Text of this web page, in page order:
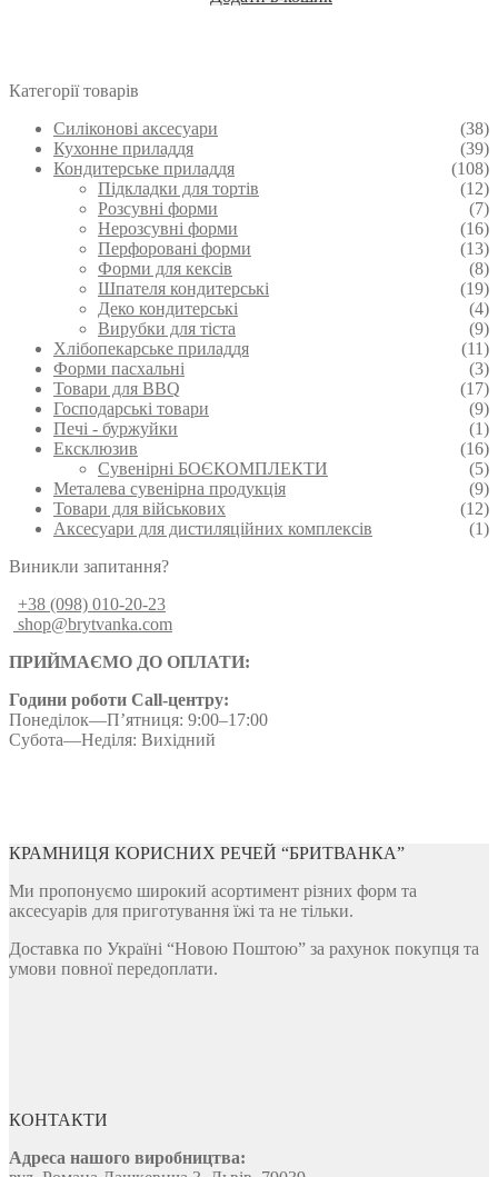
Категорії товарів
Силіконові аксесуари
(38)
Кухонне приладдя
(39)
Кондитерське приладдя
(108)
Підкладки для тортів
(12)
Розсувні форми
(7)
Нерозсувні форми
(16)
Перфоровані форми
(13)
Форми для кексів
(8)
Шпателя кондитерські
(19)
Деко кондитерські
(4)
Вирубки для тіста
(9)
Хлібопекарське приладдя
(11)
Форми пасхальні
(3)
Товари для BBQ
(17)
Господарські товари
(9)
Печі - буржуйки
(1)
Ексклюзив
(16)
Сувенірні БОЄКОМПЛЕКТИ
(5)
Металева сувенірна продукція
(9)
Товари для військових
(12)
Аксесуари для дистиляційних комплексів
(1)
Виникли запитання?
+38 (098) 010-20-23
shop@brytvanka.com
ПРИЙМАЄМО ДО ОПЛАТИ:
Години роботи Call-центру:
Понеділок—П’ятниця: 9:00–17:00
Субота—Неділя: Вихідний
КРАМНИЦЯ КОРИСНИХ РЕЧЕЙ “БРИТВАНКА”
Ми пропонуємо широкий асортимент різних форм та
аксесуарів для приготування їжі та не тільки.
Доставка по Україні “Новою Поштою” за рахунок покупця та
умови повної передоплати.
КОНТАКТИ
Адреса нашого виробництва: